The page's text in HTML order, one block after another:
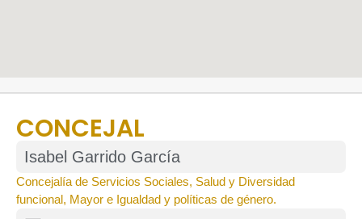
CONCEJAL
Isabel Garrido García
Concejalía de Servicios Sociales, Salud y Diversidad
funcional, Mayor e Igualdad y políticas de género.